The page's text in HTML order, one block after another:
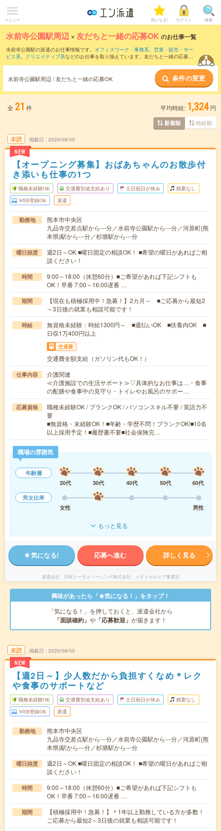
メニュー 気になる! ログイン 検索
水前寺公園駅周辺 ×友だちと一緒の応募OK のお仕事一覧
水前寺公園駅の派遣のお仕事情報です。 オフィスワーク・事務系、 営業・販売・サー
ビス系、 クリエイティブ系などのお仕事を取り揃えています。友だちと一緒の応募OK
水前寺公園駅周辺 / 友だちと一緒の応募OK 条件の変更
全 21 件 平均時給: 1,324 円
新着順 時給順
未読
NEW
掲載日 2026/08/05
【オープニング募集】おばあちゃんのお散歩付
き添いも仕事の1つ
職種未経験OK 交通費別途支給あり 土日祝日が休み 残業なし
WEB登録OK 派遣
勤務地
熊本市中央区
九品寺交差点駅から---分／水前寺公園駅から---分／河原町(熊
本県)駅から---分／杉塘駅から---分
曜日頻度
週2日～OK ■曜日固定の相談OK！ ■希望の曜日があればご相
談ください！
時間
9:00～18:00（休憩60分）■ご希望があれば下記シフトも
OK！早番 7:00～16:00遅番 …
期間
【現在も積極採用中！急募！】2カ月～ ■ご応募から最短2
～3日後の就業も相談可能です！
時給
無資格未経験：時給1300円～ ■週払いOK ■扶養内OK ■
日収1万400円以上
交通費
交通費全額支給（ガソリン代もOK！）
仕事内容
介護関連
≪介護施設での生活サポート≫▽具体的なお仕事は…・食事
の配膳や食事中の見守り・トイレやお風呂のサポー…
応募資格
職種未経験OK / ブランクOK / パソコンスキル不要 / 英語力不
要
■無資格・未経験OK！■年齢・学歴不問！ブランクOK!■10名
以上採用予定！■履歴書不要■社会保険完…
職場の雰囲気
年齢層
20代
30代 40代 50代
60代
男女比率
女性
男性
もっと見る
気になる! 応募へ進む 詳しく見る
派遣会社 日研トータルソーシング株式会社 メディカルケア事業部
興味があったら「★気になる！」をタップ！
「気になる！」を押しておくと、派遣会社から
「面談確約」 や 「応募歓迎」 が届きます！
未読
NEW
掲載日 2026/08/05
【週2日～】少人数だから負担すくなめ＊レク
や食事のサポートなど
職種未経験OK 交通費別途支給あり 土日祝日が休み 残業なし
WEB登録OK 派遣
勤務地
熊本市中央区
九品寺交差点駅から---分／水前寺公園駅から---分／河原町(熊
本県)駅から---分／杉塘駅から---分
曜日頻度
週2日～OK ■曜日固定の相談OK！ ■希望の曜日があればご相
談ください！
時間
9:00～18:00（休憩60分）■ご希望があれば下記シフトも
OK！早番 7:00～16:00遅番 …
期間
【積極採用中！急募！】＊1年以上勤務している方が多数！
ご応募から最短2～3日後の就業も相談可能です！